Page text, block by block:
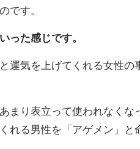
です。
った感じです。
運気を上げてくれる女性の
まり表立って使われなくな
れる男性を「アゲメン」と